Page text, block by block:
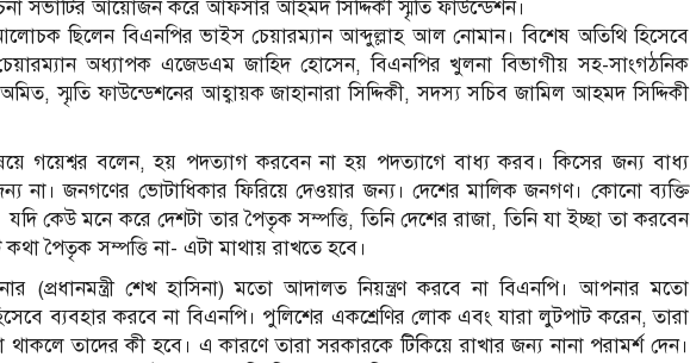
সভাটির আয়োজন করে আফসার আহমদ সিদ্দিকী স্মৃতি ফাউন্ডেশন।
ছিলেন বিএনপির ভাইস চেয়ারম্যান আব্দুল্লাহ আল নোমান। বিশেষ অতিথি হিসেবে
অধ্যাপক এজেডএম জাহিদ হোসেন, বিএনপির খুলনা বিভাগীয় সহ-সাংগঠনিক
স্মৃতি ফাউন্ডেশনের আহ্বায়ক জাহানারা সিদ্দিকী, সদস্য সচিব জামিল আহমদ সিদ্দিকী
গয়েশ্বর বলেন, হয় পদত্যাগ করবেন না হয় পদত্যাগে বাধ্য করব। কিসের জন্য বাধ্য
না। জনগণের ভোটাধিকার ফিরিয়ে দেওয়ার জন্য। দেশের মালিক জনগণ। কোনো ব্যক্তি
কেউ মনে করে দেশটা তার পৈতৃক সম্পত্তি, তিনি দেশের রাজা, তিনি যা ইচ্ছা তা করবেন
পৈতৃক সম্পত্তি না- এটা মাথায় রাখতে হবে।
(প্রধানমন্ত্রী শেখ হাসিনা) মতো আদালত নিয়ন্ত্রণ করবে না বিএনপি। আপনার মতো
ব্যবহার করবে না বিএনপি। পুলিশের একশ্রেণির লোক এবং যারা লুটপাট করেন, তারা
থাকলে তাদের কী হবে। এ কারণে তারা সরকারকে টিকিয়ে রাখার জন্য নানা পরামর্শ দেন।